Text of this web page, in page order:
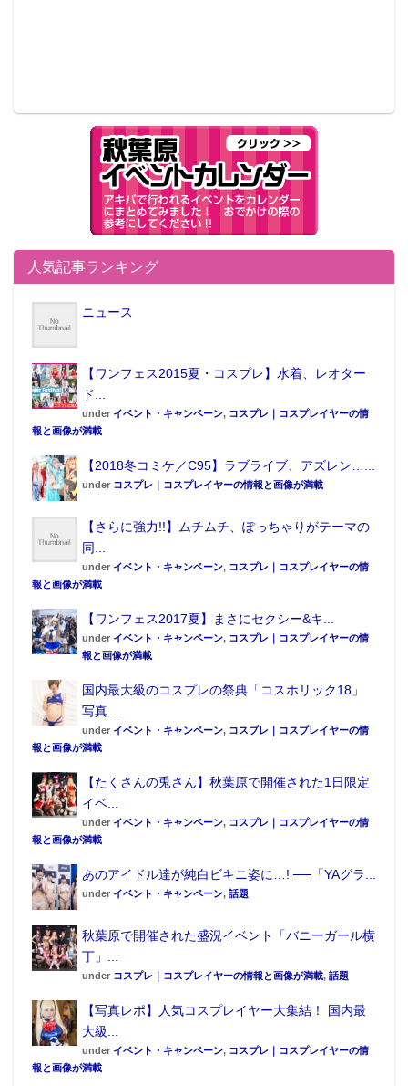
そして家の中では昭和レトロな雰囲気の中、表紙を飾
ったビキニやランジェリーに似た白ビキニ、そして彼
シャツを羽織る姿などセクシーさもたっぷり魅せてい
21歳の大人な魅力の武田玲奈をぜひ手にとってみよ
う。
漫画では『生徒会役員共』は500回記念巻頭カラーで、
プレゼント企画を開催。
また大人気コスプレイヤーの伊織もえのファースト写
真集の告知もカラーで掲載されている。
撮影／三宮幹史
スタイリング／Saya Yonekura
ヘアメイク／南野景子
デザイン／坂上和也(banjo）
トピックス
人気記事ランキング
ニュース
【ワンフェス2015夏・コスプレ】水着、レオター
ド...
under イベント・キャンペーン, コスプレ｜コスプレイヤーの情
報と画像が満載
【2018冬コミケ／C95】ラブライブ、アズレン…...
under コスプレ｜コスプレイヤーの情報と画像が満載
【さらに強力!!】ムチムチ、ぽっちゃりがテーマの
同...
under イベント・キャンペーン, コスプレ｜コスプレイヤーの情
報と画像が満載
【ワンフェス2017夏】まさにセクシー&キ...
under イベント・キャンペーン, コスプレ｜コスプレイヤーの情
報と画像が満載
国内最大級のコスプレの祭典「コスホリック18」
写真...
under イベント・キャンペーン, コスプレ｜コスプレイヤーの情
報と画像が満載
【たくさんの兎さん】秋葉原で開催された1日限定
イベ...
under イベント・キャンペーン, コスプレ｜コスプレイヤーの情
報と画像が満載
あのアイドル達が純白ビキニ姿に…! ──「YAグラ...
under イベント・キャンペーン, 話題
秋葉原で開催された盛況イベント「バニーガール横
丁」...
under コスプレ｜コスプレイヤーの情報と画像が満載, 話題
【写真レポ】人気コスプレイヤー大集結！ 国内最
大級...
under イベント・キャンペーン, コスプレ｜コスプレイヤーの情
報と画像が満載